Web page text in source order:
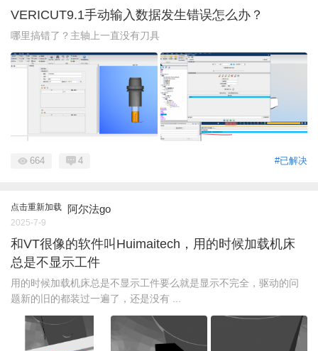
VERICUT9.1手动输入数据发生错误怎么办？
哪里搞错了？主轴上一直没有刀具
#已解决
664 4
点击重新加载 阿尔法go
2025-7-9
和VT很像的软件叫Huimaitech，用的时候加载机床
总是不显示工件
用的时候加载机床总是不显示工件要么就是显示不完全，驱动的问
题新的旧的都装过一遍了，还是没有 ...